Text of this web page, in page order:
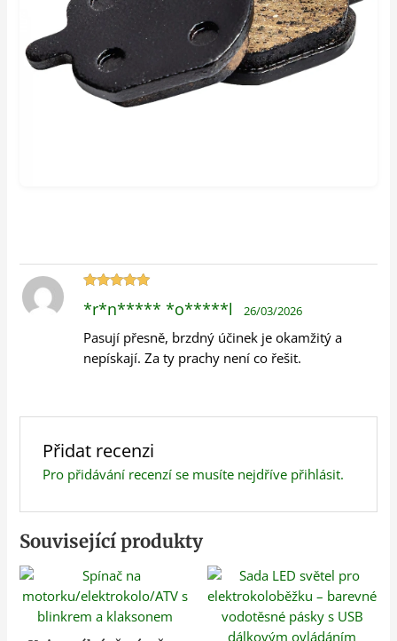
5 z 5
*r*n***** *o*****l 26/03/2026
Pasují přesně, brzdný účinek je okamžitý a
nepískají. Za ty prachy není co řešit.
Přidat recenzi
Pro přidávání recenzí se musíte nejdříve přihlásit.
Související produkty